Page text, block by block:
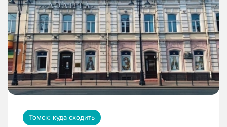
Томск: куда сходить